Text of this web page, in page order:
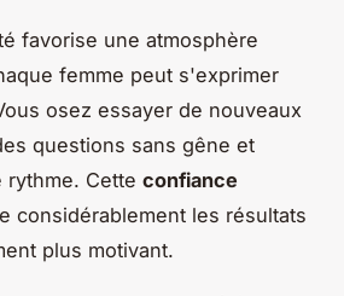
favorise une atmosphère
femme peut s'exprimer
osez essayer de nouveaux
questions sans gêne et
rythme. Cette confiance
considérablement les résultats
plus motivant.